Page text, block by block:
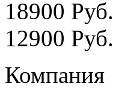
18900 Руб.
12900 Руб.
Компания